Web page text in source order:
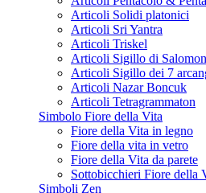
Articoli Solidi platonici
Articoli Sri Yantra
Articoli Triskel
Articoli Sigillo di
Articoli Sigillo dei 7
Articoli Nazar Boncuk
Articoli Tetragrammaton
Simbolo Fiore della Vita
Fiore della Vita in legno
Fiore della vita in vetro
Fiore della Vita da parete
Sottobicchieri Fiore della
Simboli Zen